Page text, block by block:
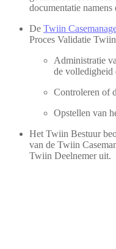
documentatie
De Twiin
Proces Validatie
Administratie
de volledigheid
Controleren of
Opstellen van
Het Twiin Bestuur
van de Twiin
Twiin Deelnemer uit.